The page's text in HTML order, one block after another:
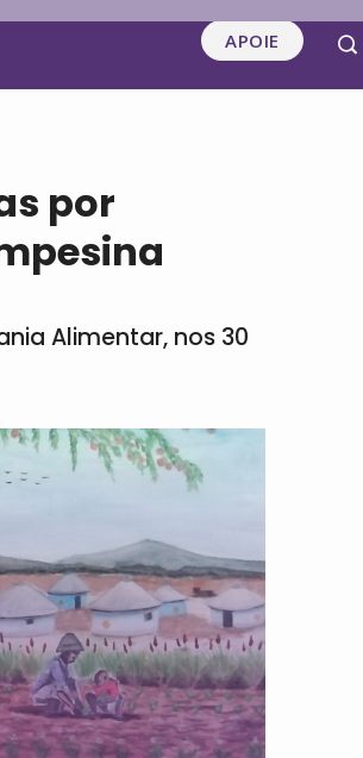
APOIE
por
Alimentar, nos 30